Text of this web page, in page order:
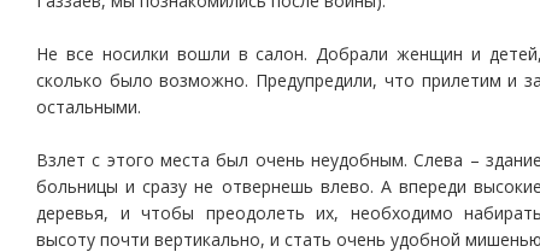
Не все носилки вошли в салон. Добрали женщин и
сколько было возможно. Предупредили, что прилетим и
остальными.
Взлет с этого места был очень неудобным. Слева –
больницы и сразу не отвернешь влево. А впереди
деревья, и чтобы преодолеть их, необходимо
высоту почти вертикально, и стать очень удобной